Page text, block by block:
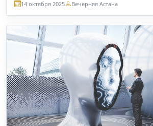
14 октября 2025 Вечерняя Астана